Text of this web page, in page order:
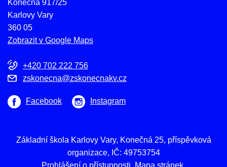
Konečná 917/25
Karlovy Vary
360 05
Zobrazit v Google Maps
+420 702 222 756
zskonecna@zskonecnakv.cz
Facebook Instagram
Základní škola Karlovy Vary, Konečná 25, příspěvková
organizace, IČ: 49753754
Prohlášení o přístupnosti
Mapa stránek